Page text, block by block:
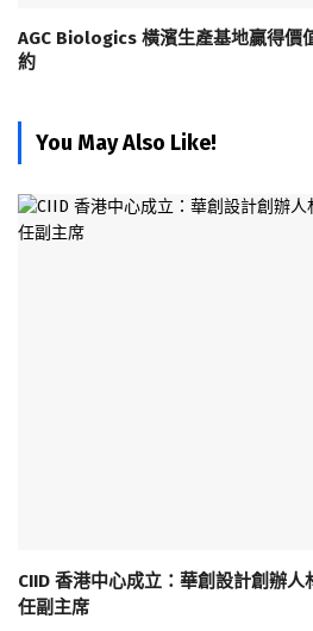
AGC Biologics 橫濱生產基地贏得價
約
You May Also Like!
CIID 香港中心成立：華創設計創辦
任副主席